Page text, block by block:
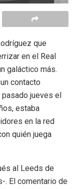
que
en el Real
galáctico más.
contacto
jueves el
estaba
en la red
quién juega
al Leeds de
. El comentario de